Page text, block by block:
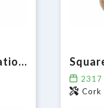
Draadloos oplaadstation bamboe 5W
2317
Cork